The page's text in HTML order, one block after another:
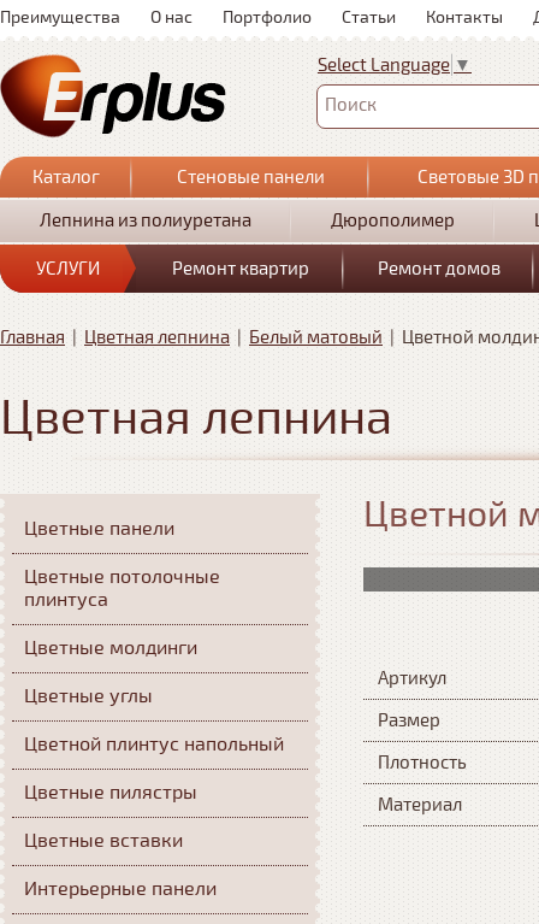
Преимущества О нас Портфолио Статьи Контакты
Select Language ▼
Поиск
Каталог Стеновые панели
Световые 3D
Лепнина из полиуретана
Дюрополимер
УСЛУГИ Ремонт квартир Ремонт домов
Главная | Цветная лепнина | Белый матовый | Цветной
Цветная лепнина
Цветной
Артикул
Размер
Плотность
Материал
Цветные панели
Цветные потолочные
плинтуса
Цветные молдинги
Цветные углы
Цветной плинтус напольный
Цветные пилястры
Цветные вставки
Интерьерные панели